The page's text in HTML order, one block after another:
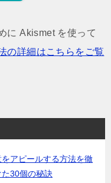
に Akismet を使って
の詳細はこちらをご覧
アピールする方法を徹
30個の秘訣